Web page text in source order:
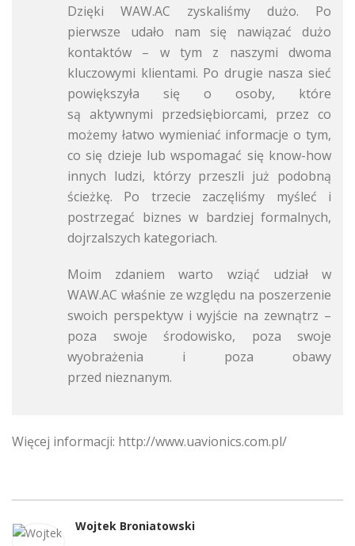
Dzięki WAW.AC zyskaliśmy dużo. Po
pierwsze udało nam się nawiązać dużo
kontaktów – w tym z naszymi dwoma
kluczowymi klientami. Po drugie nasza sieć
powiększyła się o osoby, które
są aktywnymi przedsiębiorcami, przez co
możemy łatwo wymieniać informacje o tym,
co się dzieje lub wspomagać się know-how
innych ludzi, którzy przeszli już podobną
ścieżkę. Po trzecie zaczęliśmy myśleć i
postrzegać biznes w bardziej formalnych,
dojrzalszych kategoriach.
Moim zdaniem warto wziąć udział w
WAW.AC właśnie ze względu na poszerzenie
swoich perspektyw i wyjście na zewnątrz –
poza swoje środowisko, poza swoje
wyobrażenia i poza obawy
przed nieznanym.
Więcej informacji: http://www.uavionics.com.pl/
Wojtek Broniatowski